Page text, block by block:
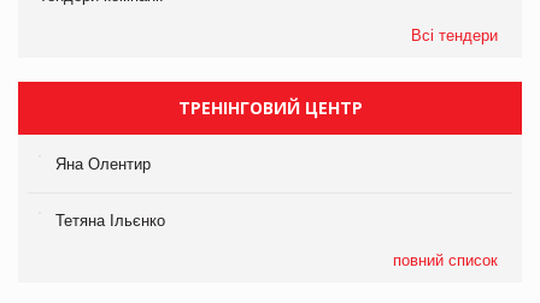
Всі тендери
ТРЕНІНГОВИЙ ЦЕНТР
Яна Олентир
Тетяна Ільєнко
повний список